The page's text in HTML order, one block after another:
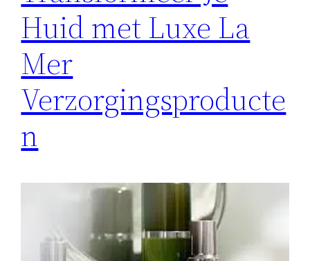
Huid met Luxe La
Mer
Verzorgingsproducte
n